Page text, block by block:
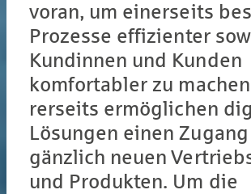
voran, um einerseits
Prozesse effizienter
Kundinnen und Kunden
komfortabler zu
rer­seits ermöglichen
Lösungen einen
gänzlich neuen
und Produkten. Um die